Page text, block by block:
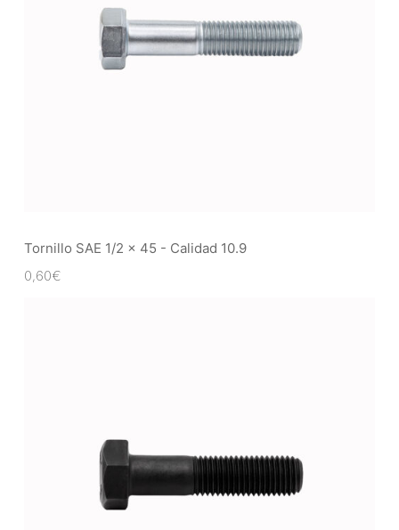
Tornillo SAE 1/2 x 45 - Calidad 10.9
0,60€